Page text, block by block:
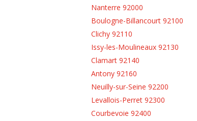
Nanterre 92000
Boulogne-Billancourt 92100
Clichy 92110
Issy-les-Moulineaux 92130
Clamart 92140
Antony 92160
Neuilly-sur-Seine 92200
Levallois-Perret 92300
Courbevoie 92400